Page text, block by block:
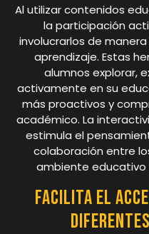
Al utilizar contenidos
la participación
involucrarlos de
aprendizaje. Estas
alumnos explorar,
activamente en su
más proactivos y
académico. La
estimula el
colaboración entre
ambiente educativo
Facilita el